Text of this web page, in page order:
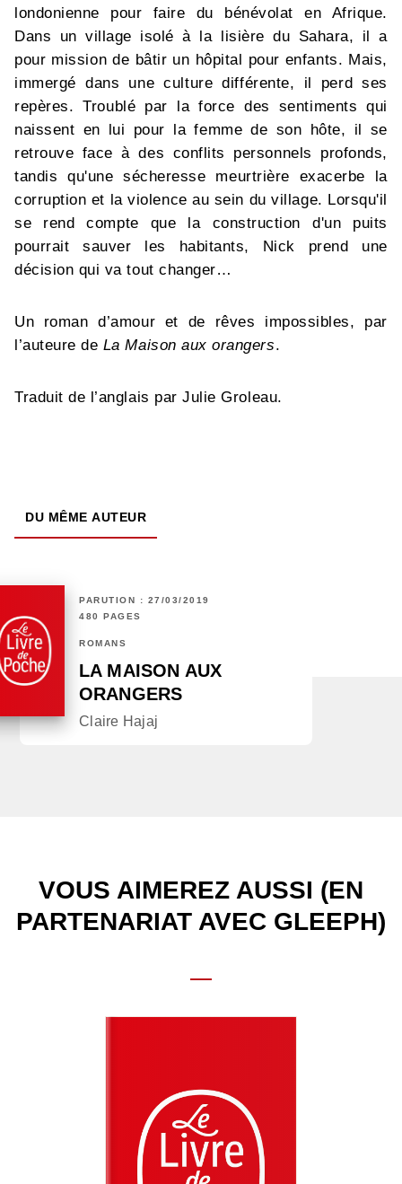
londonienne pour faire du bénévolat en Afrique.
Dans un village isolé à la lisière du Sahara, il a
pour mission de bâtir un hôpital pour enfants. Mais,
immergé dans une culture différente, il perd ses
repères. Troublé par la force des sentiments qui
naissent en lui pour la femme de son hôte, il se
retrouve face à des conflits personnels profonds,
tandis qu'une sécheresse meurtrière exacerbe la
corruption et la violence au sein du village. Lorsqu'il
se rend compte que la construction d'un puits
pourrait sauver les habitants, Nick prend une
décision qui va tout changer…
Un roman d’amour et de rêves impossibles, par
l’auteure de La Maison aux orangers.
Traduit de l’anglais par Julie Groleau.
DU MÊME AUTEUR
PARUTION : 27/03/2019
480 PAGES
ROMANS
LA MAISON AUX
ORANGERS
Claire Hajaj
VOUS AIMEREZ AUSSI (EN
PARTENARIAT AVEC GLEEPH)